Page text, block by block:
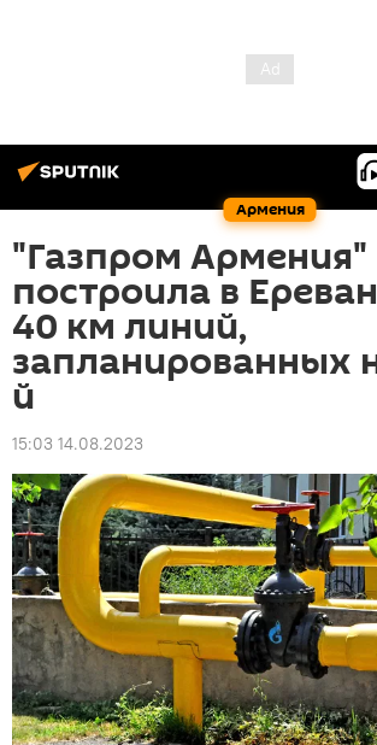
Армения
"Газпром Армения"
построила в
40 км линий,
запланированных
й
15:03 14.08.2023